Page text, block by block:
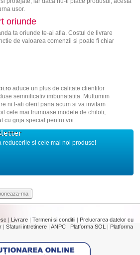
usor.
oriunde
ta oriunde te-ai afla. Costul de livrare
de valoarea comenzii si poate fi chiar
aduce un plus de calitate clientilor
semnificativ imbunatatita. Multumim
ni l-ati oferit pana acum si va invitam
cele mai frumoase modele de chiloti,
cu grija special pentru voi.
reducerile si cele mai noi produse!
| Livrare | Termeni si conditii | Prelucrarea datelor cu
| Sfaturi intretinere | ANPC | Platforma SOL | Platforma